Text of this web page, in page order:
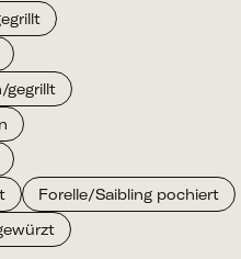
gegrillt
Forelle/Saibling pochiert